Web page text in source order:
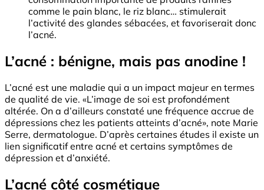
comme le pain blanc, le riz blanc… stimulerait
l’activité des glandes sébacées, et favoriserait donc
l’acné.
L’acné : bénigne, mais pas anodine !
L’acné est une maladie qui a un impact majeur en termes
de qualité de vie. «L’image de soi est profondément
altérée. On a d’ailleurs constaté une fréquence accrue de
dépressions chez les patients atteints d’acné», note Marie
Serre, dermatologue. D’après certaines études il existe un
lien significatif entre acné et certains symptômes de
dépression et d’anxiété.
L’acné côté cosmétique